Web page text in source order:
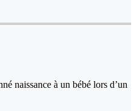
naissance à un bébé lors d’un